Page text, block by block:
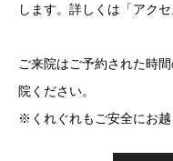
します。詳しくは「アク
ご来院はご予約された時
院ください。
※くれぐれもご安全にお越